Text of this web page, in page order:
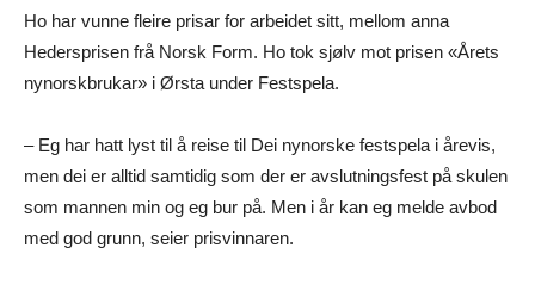
Ho har vunne fleire prisar for arbeidet sitt, mellom anna
Hedersprisen frå Norsk Form. Ho tok sjølv mot prisen «Årets
nynorskbrukar» i Ørsta under Festspela.
– Eg har hatt lyst til å reise til Dei nynorske festspela i årevis,
men dei er alltid samtidig som der er avslutningsfest på skulen
som mannen min og eg bur på. Men i år kan eg melde avbod
med god grunn, seier prisvinnaren.